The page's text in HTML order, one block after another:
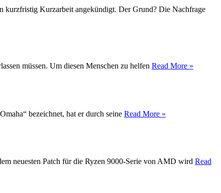
kurzfristig Kurzarbeit angekündigt. Der Grund? Die Nachfrage
müssen. Um diesen Menschen zu helfen Read More »
bezeichnet, hat er durch seine Read More »
neuesten Patch für die Ryzen 9000-Serie von AMD wird Read